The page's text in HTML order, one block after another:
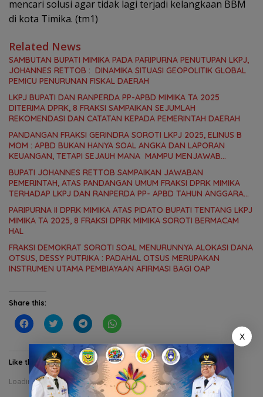
mencari solusi agar tidak lagi terjadi kelangkaan BBM
di kota Timika. (tm1)
Related News
SAMBUTAN BUPATI MIMIKA PADA PARIPURNA PENUTUPAN LKPJ,
JOHANNES RETTOB : DINAMIKA SITUASI GEOPOLITIK GLOBAL
PEMICU PENURUNAN FISKAL DAERAH
LKPJ BUPATI DAN RANPERDA PP-APBD MIMIKA TA 2025
DITERIMA DPRK, 8 FRAKSI SAMPAIKAN SEJUMLAH
REKOMENDASI DAN CATATAN KEPADA PEMERINTAH DAERAH
PANDANGAN FRAKSI GERINDRA SOROTI LKPJ 2025, ELINUS B
MOM : APBD BUKAN HANYA SOAL ANGKA DAN LAPORAN
KEUANGAN, TETAPI SEJAUH MANA MAMPU MENJAWAB
BUPATI JOHANNES RETTOB SAMPAIKAN JAWABAN
PEMERINTAH, ATAS PANDANGAN UMUM FRAKSI DPRK MIMIKA
TERHADAP LKPJ DAN RANPERDA PP- APBD TAHUN ANGGARAN
PARIPURNA II DPRK MIMIKA ATAS PIDATO BUPATI TENTANG LKPJ
MIMIKA TA 2025, 8 FRAKSI DPRK MIMIKA SOROTI BERMACAM
HAL
FRAKSI DEMOKRAT SOROTI SOAL MENURUNNYA ALOKASI DANA
OTSUS, DESSY PUTRIKA : PADAHAL OTSUS MERUPAKAN
INSTRUMEN UTAMA PEMBIAYAAN AFIRMASI BAGI OAP
Share this:
C
l
c
o
s
h
a
C
l
c
k
t
o
s
h
a
C
l
c
k
t
o
s
h
a
C
l
c
k
t
s
h
a
Like this:
Loading...
X